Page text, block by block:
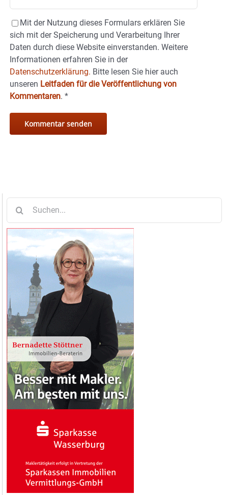
Mit der Nutzung dieses Formulars erklären Sie
sich mit der Speicherung und Verarbeitung Ihrer
Daten durch diese Website einverstanden. Weitere
Informationen erfahren Sie in der
Datenschutzerklärung. Bitte lesen Sie hier auch
unseren Leitfaden für die Veröffentlichung von
Kommentaren. *
nach: